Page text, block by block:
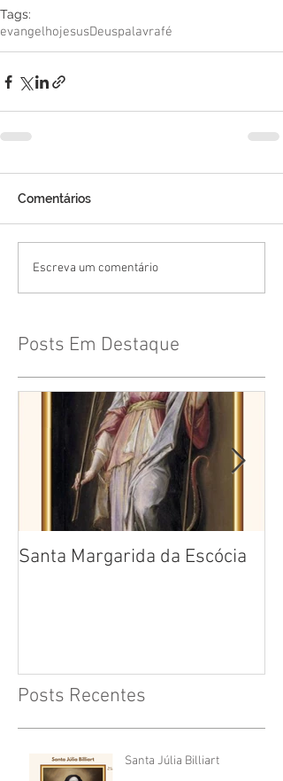
Tags:
evangelhojesusDeuspalavrafé
Comentários
Escreva um comentário
Posts Em Destaque
Santa Margarida da Escócia
Posts Recentes
Santa Júlia Billiart